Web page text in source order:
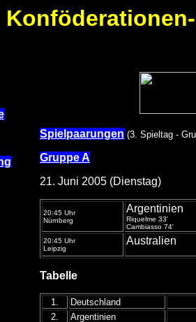
Spielpaarungen (3. Spieltag -
Gruppe A
21. Juni 2005 (Dienstag)
20:45 Uhr
Nürnberg
Argentinien
Riquelme 33'
Cambiasso 74'
20:45 Uhr
Leipzig
Australien
Tabelle
1.
Deutschland
2.
Argentinien